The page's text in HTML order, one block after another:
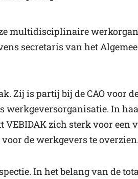
multidisciplinaire
secretaris van het
Zij is partij bij de CAO voor
werkgeversorganisatie. In
zich sterk voor een
de werkgevers te overzien.
In het belang van de